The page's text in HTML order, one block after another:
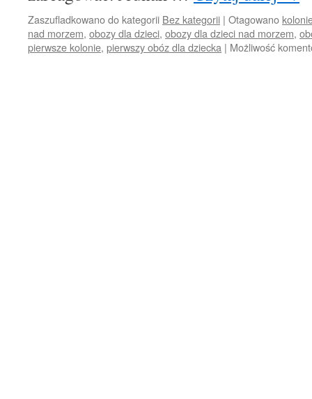
Zaszufladkowano do kategorii Bez kategorii | Otagowano
nad morzem, obozy dla dzieci, obozy dla dzieci nad morzem,
pierwsze kolonie, pierwszy obóz dla dziecka | Możliwość